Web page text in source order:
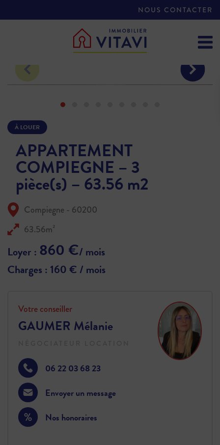
NOUS CONTACTER
À LOUER
APPARTEMENT
COMPIEGNE – 3
pièce(s) – 63.56 m2
Compiegne - 60200
63.56m²
Loyer : 860 €/ mois
Charges : 160 € / mois
Votre conseiller
GAUMER Mélanie
06 22 03 68 23
Envoyer un message
Nos honoraires